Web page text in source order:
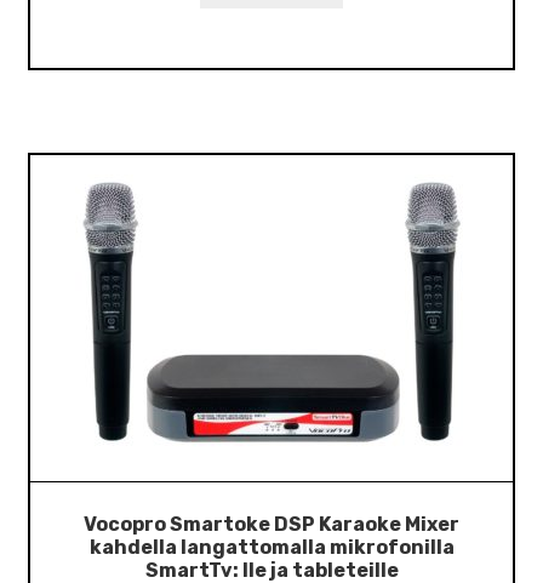
Vocopro Smartoke DSP Karaoke Mixer
kahdella langattomalla mikrofonilla
SmartTv: lle ja tableteille